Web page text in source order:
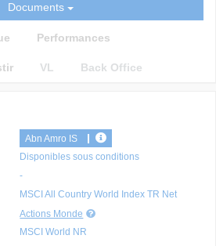
Documents
Performances
VL Back Office
Abn Amro IS
Disponibles sous conditions
-
MSCI All Country World Index TR Net
Actions Monde
MSCI World NR